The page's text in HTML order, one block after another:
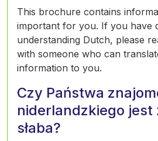
This brochure contains
important for you. If you have
understanding Dutch, please
with someone who can
information to you.
Czy Państwa
niderlandzkiego jest
słaba?